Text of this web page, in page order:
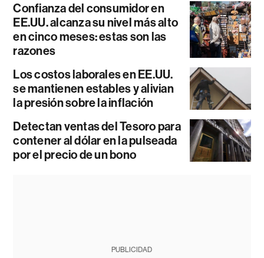
Confianza del consumidor en
EE.UU. alcanza su nivel más alto
en cinco meses: estas son las
razones
Los costos laborales en EE.UU.
se mantienen estables y alivian
la presión sobre la inflación
Detectan ventas del Tesoro para
contener al dólar en la pulseada
por el precio de un bono
PUBLICIDAD